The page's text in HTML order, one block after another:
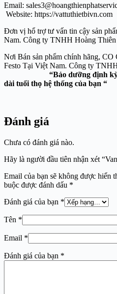
Email:
Website: https://vattuthietbivn.com
Đơn vị hổ trợ tư vấn tin cậy sản
Nam. Công ty TNHH Hoàng Thiên
Nơi Bán sản phẩm chính hãng, CO
Festo Tại Việt Nam. Công ty
“Bảo dưỡng định
dài tuổi thọ hệ thống của bạn “
Đánh giá
Chưa có đánh giá nào.
Hãy là người đầu tiên nhận xét
Email của bạn sẽ không được hiển
buộc được đánh dấu *
Đánh giá của bạn *
Tên *
Email *
Đánh giá của bạn *